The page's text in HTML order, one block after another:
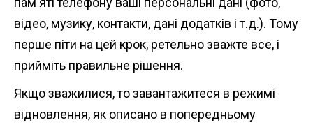
відео, музику, контакти, дані додатків і т.д.). Тому
перше піти на цей крок, ретельно зважте все, і
прийміть правильне рішення.
Якщо зважилися, то завантажитеся в режимі
відновлення, як описано в попередньому